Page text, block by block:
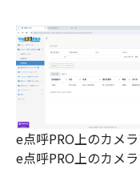
e点呼PRO上のカメ
e点呼PRO上のカメ